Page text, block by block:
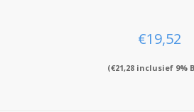
€19,52
(€21,28 inclusief 9%